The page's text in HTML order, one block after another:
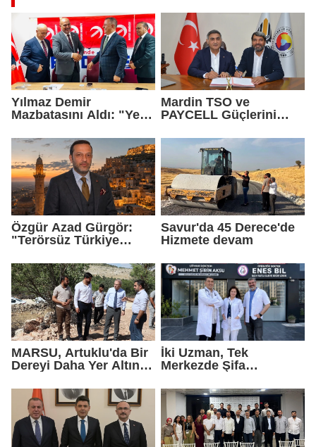
Yılmaz Demir
Mazbatasını Aldı: "Yeni
Geldik"
Mardin TSO ve
PAYCELL Güçlerini
Özgür Azad Gürgör:
"Terörsüz Türkiye
Turizmi İçin Yeni Bir
Dönemin Başlangıcıdır"
Savur'da 45 Derece'de
Hizmete devam
MARSU, Artuklu'da Bir
Dereyi Daha Yer Altına
İki Uzman, Tek
Merkezde Şifa